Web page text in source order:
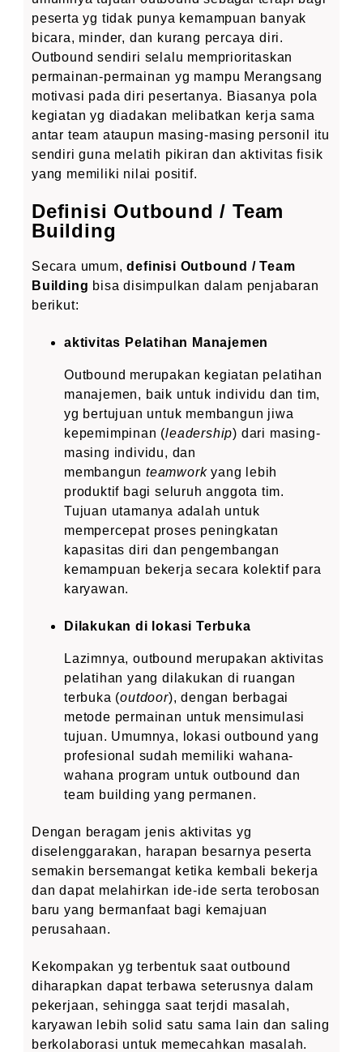
peserta yg tidak punya kemampuan banyak
bicara, minder, dan kurang percaya diri.
Outbound sendiri selalu memprioritaskan
permainan-permainan yg mampu Merangsang
motivasi pada diri pesertanya. Biasanya pola
kegiatan yg diadakan melibatkan kerja sama
antar team ataupun masing-masing personil itu
sendiri guna melatih pikiran dan aktivitas fisik
yang memiliki nilai positif.
Definisi Outbound / Team
Building
Secara umum,definisi Outbound / Team
Building bisa disimpulkan dalam penjabaran
berikut:
aktivitas Pelatihan Manajemen
Outbound merupakan kegiatan pelatihan
manajemen, baik untuk individu dan tim,
yg bertujuan untuk membangun jiwa
kepemimpinan (leadership) dari masing-
masing individu, dan
membangunteamworkyang lebih
produktif bagi seluruh anggota tim.
Tujuan utamanya adalah untuk
mempercepat proses peningkatan
kapasitas diri dan pengembangan
kemampuan bekerja secara kolektif para
karyawan.
Dilakukan di lokasi Terbuka
Lazimnya, outbound merupakan aktivitas
pelatihan yang dilakukan di ruangan
terbuka (outdoor), dengan berbagai
metode permainan untuk mensimulasi
tujuan. Umumnya, lokasi outbound yang
profesional sudah memiliki wahana-
wahana program untuk outbound dan
team building yang permanen.
Dengan beragam jenis aktivitas yg
diselenggarakan, harapan besarnya peserta
semakin bersemangat ketika kembali bekerja
dan dapat melahirkan ide-ide serta terobosan
baru yang bermanfaat bagi kemajuan
perusahaan.
Kekompakan yg terbentuk saat outbound
diharapkan dapat terbawa seterusnya dalam
pekerjaan, sehingga saat terjdi masalah,
karyawan lebih solid satu sama lain dan saling
berkolaborasi untuk memecahkan masalah.